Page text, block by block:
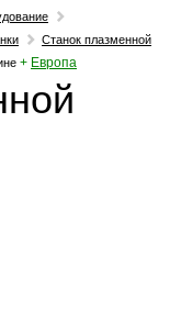
Станок плазменной
+ Европа